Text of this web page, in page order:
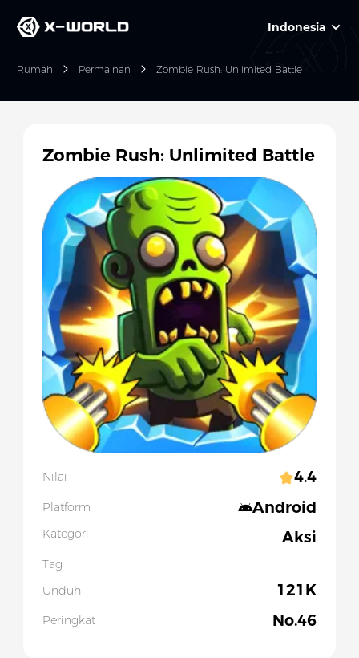
Indonesia
Rumah Permainan Zombie Rush: Unlimited Battle
Zombie Rush: Unlimited Battle
Nilai 4.4
Platform Android
Kategori Aksi
Tag
Unduh
121K
Peringkat No.46